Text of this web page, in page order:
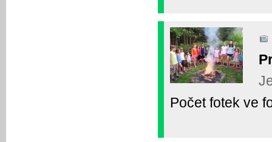
Počet fotek ve